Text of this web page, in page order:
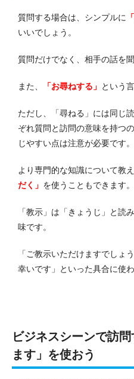
質問する場合は、シンプルに
いいでしょう。
質問だけでなく、相手の話を
また、 「お尋ねする」 という
ただし、「尋ねる」には同じ
ぞれ質問と訪問の意味を持つ
じやすい点は注意が必要です。
より専門的な知識について教
だく」 を使うこともできます。
「教示」は「きょうじ」と読
味です。
「ご教示いただけますでしょ
幸いです」といった具合に使わ
ビジネスシーンで訪
ます」を使おう